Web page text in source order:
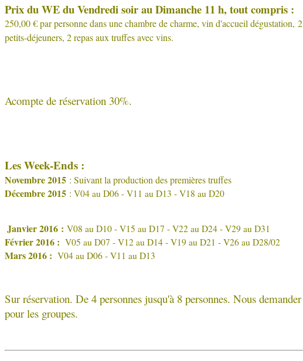
Prix du WE du Vendredi soir au Dimanche 11 h, tout compris :
250,00 € par personne dans une chambre de charme, vin d'accueil dégustation, 2
petits-déjeuners, 2 repas aux truffes avec vins.
Acompte de réservation 30%.
Les Week-Ends :
Novembre 2015 : Suivant la production des premières truffes
Décembre 2015 : V04 au D06 - V11 au D13 - V18 au D20
Janvier 2016 : V08 au D10 - V15 au D17 - V22 au D24 - V29 au D31
Février 2016 : V05 au D07 - V12 au D14 - V19 au D21 - V26 au D28/02
Mars 2016 : V04 au D06 - V11 au D13
Sur réservation. De 4 personnes jusqu'à 8 personnes. Nous demander
pour les groupes.